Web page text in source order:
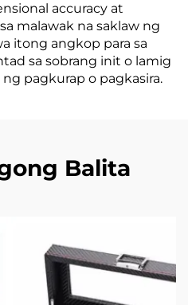
accuracy at
malawak na saklaw ng
itong angkop para sa
sa sobrang init o lamig
pagkurap o pagkasira.
Balita